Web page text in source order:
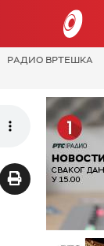
РАДИО ВРТЕШКА